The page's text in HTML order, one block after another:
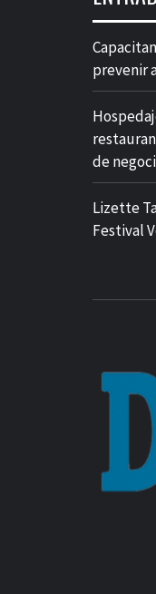
prevenir
de
Lizette
Festival